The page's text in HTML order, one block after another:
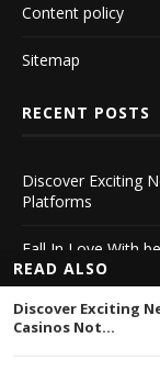
Content policy
Sitemap
RECENT POSTS
Discover Exciting
Platforms
Fall In Love With
Comprehensive
Discover the
READ ALSO
Discover Exciting
Casinos Not...